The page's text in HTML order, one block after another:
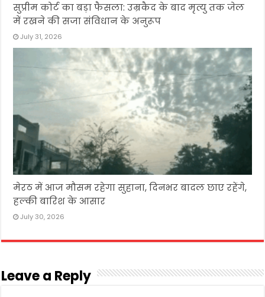
सुप्रीम कोर्ट का बड़ा फैसला: उम्रकैद के बाद मृत्यु तक जेल
में रखने की सजा संविधान के अनुरूप
July 31, 2026
मेरठ में आज मौसम रहेगा सुहाना, दिनभर बादल छाए रहेंगे,
हल्की बारिश के आसार
July 30, 2026
Leave a Reply